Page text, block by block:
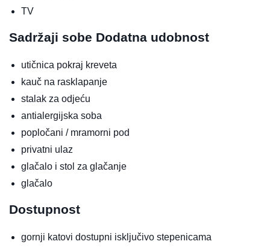
TV
Sadržaji sobe Dodatna udobnost
utičnica pokraj kreveta
kauč na rasklapanje
stalak za odjeću
antialergijska soba
popločani / mramorni pod
privatni ulaz
glačalo i stol za glačanje
glačalo
Dostupnost
gornji katovi dostupni isključivo stepenicama